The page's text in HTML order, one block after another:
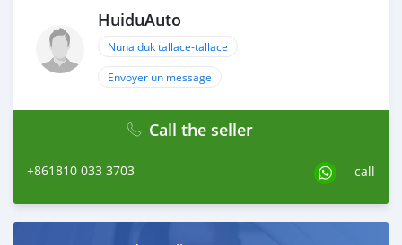
WhatsApp : +86 181 0033 3703
HuiduAuto
Nuna duk tallace-tallace
Envoyer un message
Call the seller
+861810 033 3703 call